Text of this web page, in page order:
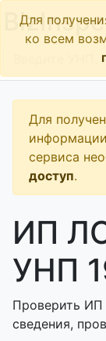
Для
ко всем
Для
сервиса
доступ.
ИП
УНП
Проверить
сведения,